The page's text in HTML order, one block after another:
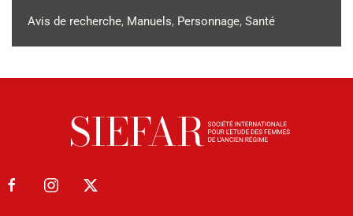
Avis de recherche, Manuels, Personnage, Santé